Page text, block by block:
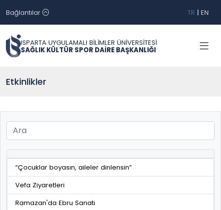
Bağlantılar TR | EN
ISPARTA UYGULAMALI BİLİMLER ÜNİVERSİTESİ
SAĞLIK KÜLTÜR SPOR DAİRE BAŞKANLIĞI
Etkinlikler
“Çocuklar boyasın, aileler dinlensin”
Vefa Ziyaretleri
Ramazan'da Ebru Sanatı